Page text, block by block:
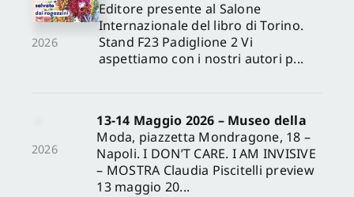
2026
Editore presente al Salone
Internazionale del libro di Torino.
Stand F23 Padiglione 2 Vi
aspettiamo con i nostri autori p...
2026
13-14 Maggio 2026 – Museo della
Moda, piazzetta Mondragone, 18 –
Napoli. I DON’T CARE. I AM INVISIVE
– MOSTRA Claudia Piscitelli preview
13 maggio 20...